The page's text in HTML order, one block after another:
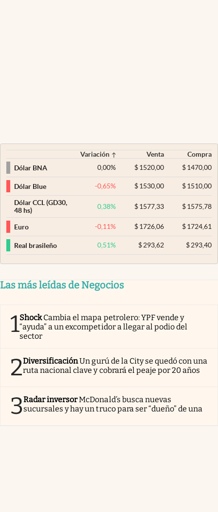
Variación Venta
Compra
Dólar BNA
0,00% $ 1520,00 $1470,00
Dólar Blue -0,65% $ 1530,00 $1510,00
Dólar CCL (GD30,
48 hs)
0,38% $ 1577,33 $1575,78
Euro -0,11% $ 1726,06 $1724,61
Real brasileño 0,51% $293,62 $293,40
Las más leídas de Negocios
1Shock Cambia el mapa petrolero: YPF vende y
“ayuda” a un excompetidor a llegar al podio del
sector
2DiversificaciónUn gurú de la City se quedó con una
ruta nacional clave y cobrará el peaje por 20 años
3Radar inversorMcDonald’s busca nuevas
sucursales y hay un truco para ser “dueño” de una